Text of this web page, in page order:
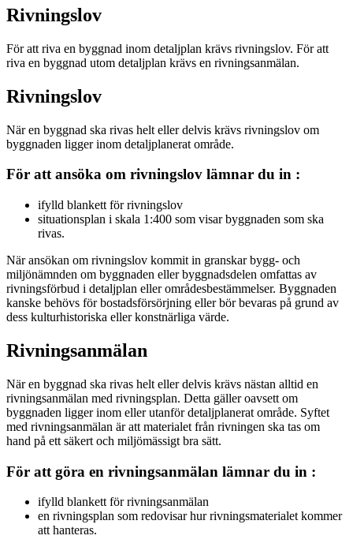
Rivningslov
För att riva en byggnad inom detaljplan krävs rivningslov. För att
riva en byggnad utom detaljplan krävs en rivningsanmälan.
Rivningslov
När en byggnad ska rivas helt eller delvis krävs rivningslov om
byggnaden ligger inom detaljplanerat område.
För att ansöka om rivningslov lämnar du in :
ifylld blankett för rivningslov
situationsplan i skala 1:400 som visar byggnaden som ska
rivas.
När ansökan om rivningslov kommit in granskar bygg- och
miljönämnden om byggnaden eller byggnadsdelen omfattas av
rivningsförbud i detaljplan eller områdesbestämmelser. Byggnaden
kanske behövs för bostadsförsörjning eller bör bevaras på grund av
dess kulturhistoriska eller konstnärliga värde.
Rivningsanmälan
När en byggnad ska rivas helt eller delvis krävs nästan alltid en
rivningsanmälan med rivningsplan. Detta gäller oavsett om
byggnaden ligger inom eller utanför detaljplanerat område. Syftet
med rivningsanmälan är att materialet från rivningen ska tas om
hand på ett säkert och miljömässigt bra sätt.
För att göra en rivningsanmälan lämnar du in :
ifylld blankett för rivningsanmälan
en rivningsplan som redovisar hur rivningsmaterialet kommer
att hanteras.